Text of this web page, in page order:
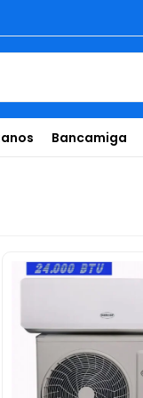
Bancamiga